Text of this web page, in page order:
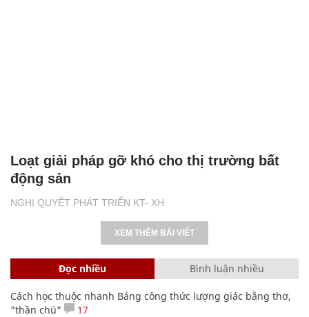
NGHỊ QUYẾT PHÁT TRIỂN KT- XH
Loạt giải pháp gỡ khó cho thị trường bất
động sản
XEM THÊM BÀI VIẾT
Đọc nhiều Bình luận nhiều
Cách học thuộc nhanh Bảng công thức lượng giác bằng thơ,
"thần chú"
17